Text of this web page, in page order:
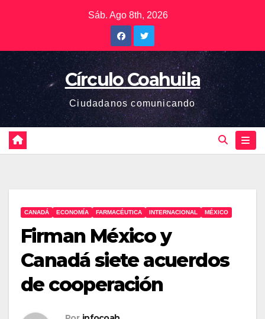
Sáb. Ago 8th, 2026
Círculo Coahuila
Ciudadanos comunicando
CANADÁ ECONOMÍA FARMACÉUTICA INTERNACIONAL MÉXICO
Firman México y
Canadá siete acuerdos
de cooperación